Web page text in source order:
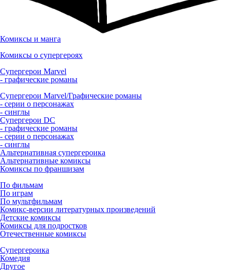
Комиксы и манга
Комиксы о супергероях
Супергерои Marvel
- графические романы
Супергерои Marvel/Графические романы
- серии о персонажах
- синглы
Супергерои DC
- графические романы
- серии о персонажах
- синглы
Альтернативная супергероика
Альтернативные комиксы
Комиксы по франшизам
По фильмам
По играм
По мультфильмам
Комикс-версии литературных произведений
Детские комиксы
Комиксы для подростков
Отечественные комиксы
Супергероика
Комедия
Другое